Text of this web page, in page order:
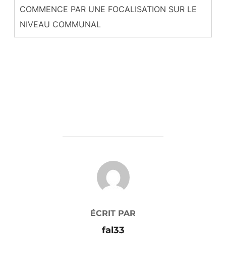
COMMENCE PAR UNE FOCALISATION SUR LE
NIVEAU COMMUNAL
AUTEUR DE LA PUBLICATION
ÉCRIT PAR
fal33